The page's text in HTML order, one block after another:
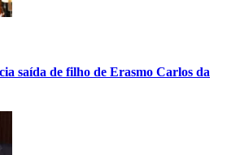
saída de filho de Erasmo Carlos da